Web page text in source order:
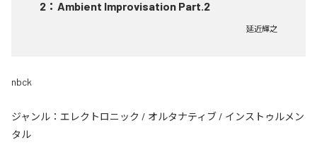
2 ： Ambient Improvisation Part.2
延近輝之
nbck
ジャンル： エレクトロニック / オルタナティブ / インストゥルメン
タル